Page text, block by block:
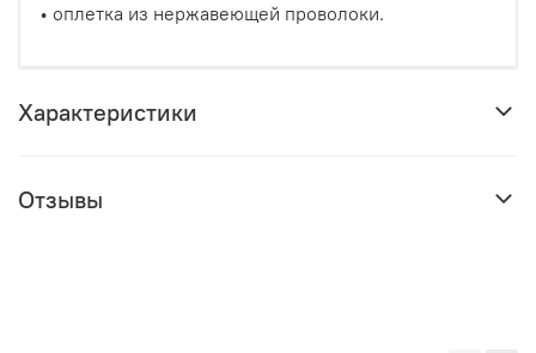
• оплетка из нержавеющей проволоки.
Характеристики
Отзывы